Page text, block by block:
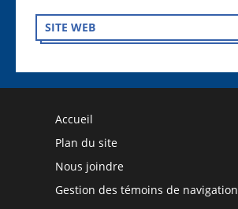
SITE WEB
Accueil
Plan du site
Nous joindre
Gestion des témoins de navigation